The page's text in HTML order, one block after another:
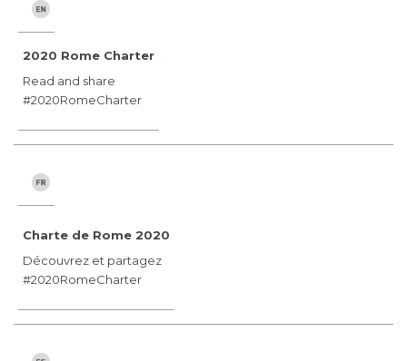
2020 Rome Charter
Read and share
#2020RomeCharter
Charte de Rome 2020
Découvrez et partagez
#2020RomeCharter